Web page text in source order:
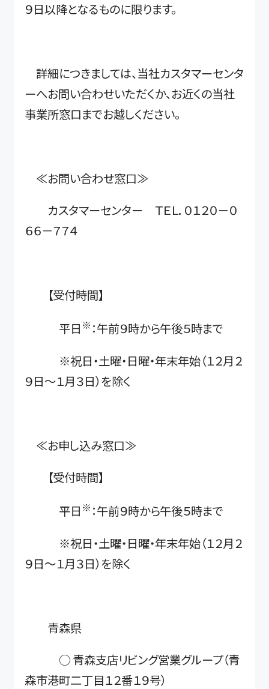
９日以降となるものに限ります。
詳細につきましては、当社カスタマーセンタ
ーへお問い合わせいただくか、お近くの当社
事業所窓口までお越しください。
≪お問い合わせ窓口≫
カスタマーセンター ＴＥＬ．０１２０－０
６６－７７４
【受付時間】
平日 ※ ：午前９時から午後５時まで
※祝日・土曜・日曜・年末年始（１２月２
９日～１月３日）を除く
≪お申し込み窓口≫
【受付時間】
平日 ※ ：午前９時から午後５時まで
※祝日・土曜・日曜・年末年始（１２月２
９日～１月３日）を除く
青森県
○ 青森支店リビング営業グループ（青
森市港町二丁目１２番１９号）